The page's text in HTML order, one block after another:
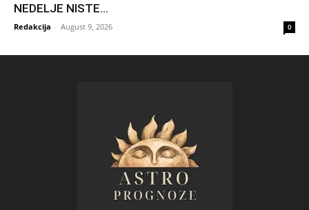
NEDELJE NISTE...
Redakcija - August 9, 2026 0